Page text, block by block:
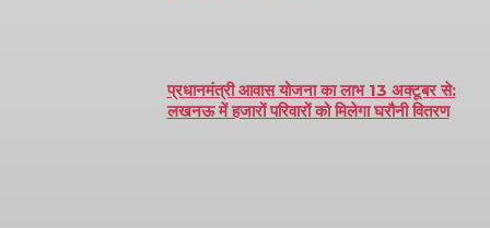
प्रधानमंत्री आवास योजना का लाभ 13 अक्टूबर से:
लखनऊ में हजारों परिवारों को मिलेगा घरौनी वितरण